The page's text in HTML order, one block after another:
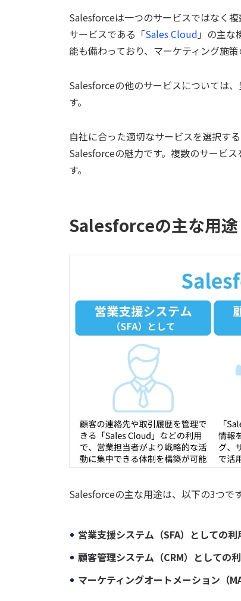
Salesforceは一つのサービスではなく
サービスである「Sales Cloud 」の主な
能も備わっており、マーケティング施
Salesforceの他のサービスについては
す。
自社に合った適切なサービスを選択す
Salesforceの魅力です。複数のサービ
す。
Salesforceの主な用途
Salesforceの主な用途は、以下の3つです
営業支援システム（SFA）としての利
顧客管理システム（CRM）としての
マーケティングオートメーション（